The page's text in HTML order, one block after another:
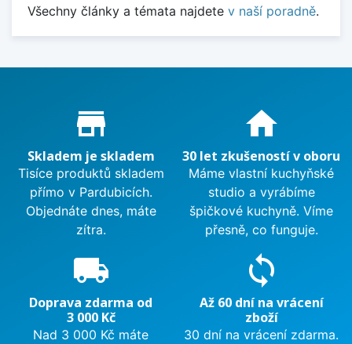
Všechny články a témata najdete v naší poradně.
Proč nakupovat u nás?
store_mall_directory
Skladem je skladem
Tisíce produktů skladem
přímo v Pardubicích.
Objednáte dnes, máte
zítra.
home
30 let zkušeností v oboru
Máme vlastní kuchyňské
studio a vyrábíme
špičkové kuchyně. Víme
přesně, co funguje.
local_shipping
Doprava zdarma od
3 000 Kč
Nad 3 000 Kč máte
sync
Až 60 dní na vrácení
zboží
30 dní na vrácení zdarma.